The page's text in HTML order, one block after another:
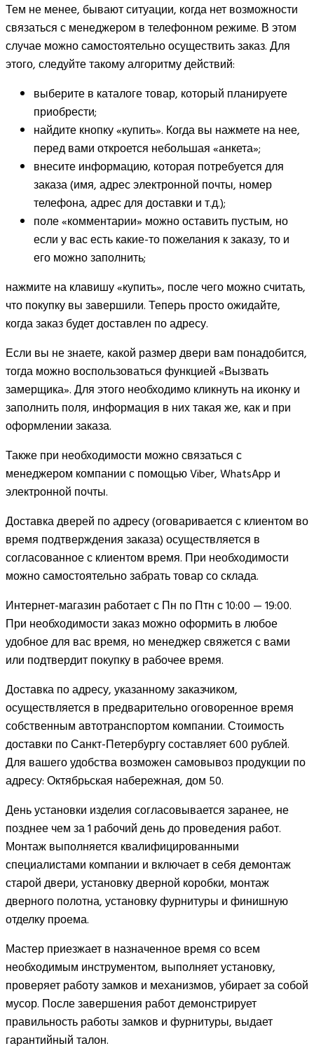
Тем не менее, бывают ситуации, когда нет возможности
связаться с менеджером в телефонном режиме. В этом
случае можно самостоятельно осуществить заказ. Для
этого, следуйте такому алгоритму действий:
выберите в каталоге товар, который планируете
приобрести;
найдите кнопку «купить». Когда вы нажмете на нее,
перед вами откроется небольшая «анкета»;
внесите информацию, которая потребуется для
заказа (имя, адрес электронной почты, номер
телефона, адрес для доставки и т.д.);
поле «комментарии» можно оставить пустым, но
если у вас есть какие-то пожелания к заказу, то и
его можно заполнить;
нажмите на клавишу «купить», после чего можно считать,
что покупку вы завершили. Теперь просто ожидайте,
когда заказ будет доставлен по адресу.
Если вы не знаете, какой размер двери вам понадобится,
тогда можно воспользоваться функцией «Вызвать
замерщика». Для этого необходимо кликнуть на иконку и
заполнить поля, информация в них такая же, как и при
оформлении заказа.
Также при необходимости можно связаться с
менеджером компании с помощью Viber, WhatsApp и
электронной почты.
Доставка дверей по адресу (оговаривается с клиентом во
время подтверждения заказа) осуществляется в
согласованное с клиентом время. При необходимости
можно самостоятельно забрать товар со склада.
Интернет-магазин работает с Пн по Птн с 10:00 — 19:00.
При необходимости заказ можно оформить в любое
удобное для вас время, но менеджер свяжется с вами
или подтвердит покупку в рабочее время.
Доставка по адресу, указанному заказчиком,
осуществляется в предварительно оговоренное время
собственным автотранспортом компании. Стоимость
доставки по Санкт-Петербургу составляет 600 рублей.
Для вашего удобства возможен самовывоз продукции по
адресу: Октябрьская набережная, дом 50.
День установки изделия согласовывается заранее, не
позднее чем за 1 рабочий день до проведения работ.
Монтаж выполняется квалифицированными
специалистами компании и включает в себя демонтаж
старой двери, установку дверной коробки, монтаж
дверного полотна, установку фурнитуры и финишную
отделку проема.
Мастер приезжает в назначенное время со всем
необходимым инструментом, выполняет установку,
проверяет работу замков и механизмов, убирает за собой
мусор. После завершения работ демонстрирует
правильность работы замков и фурнитуры, выдает
гарантийный талон.